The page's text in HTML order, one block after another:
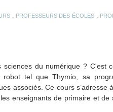
PROFESSEURS DES ÉCOLES
du numérique ? C'est
robot tel que Thymio, sa
associés. Ce cours
enseignants de primaire et